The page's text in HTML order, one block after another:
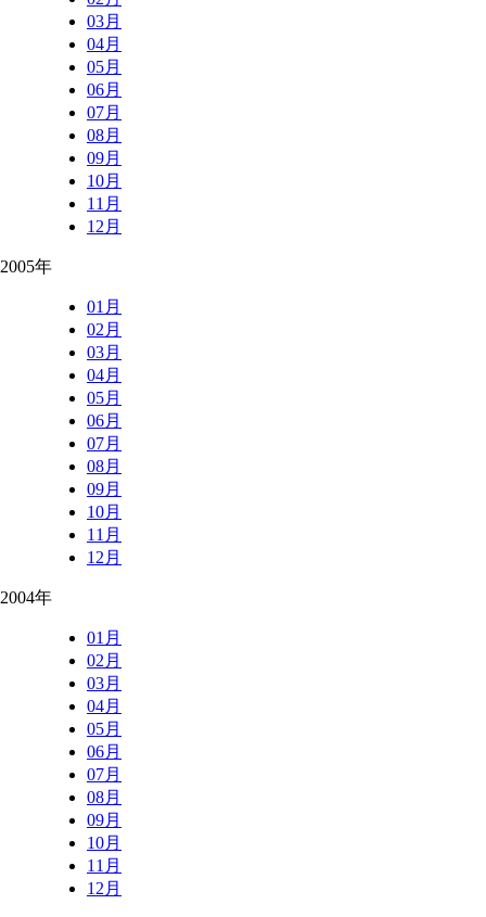
03月
04月
05月
06月
07月
08月
09月
10月
11月
12月
2005年
01月
02月
03月
04月
05月
06月
07月
08月
09月
10月
11月
12月
2004年
01月
02月
03月
04月
05月
06月
07月
08月
09月
10月
11月
12月